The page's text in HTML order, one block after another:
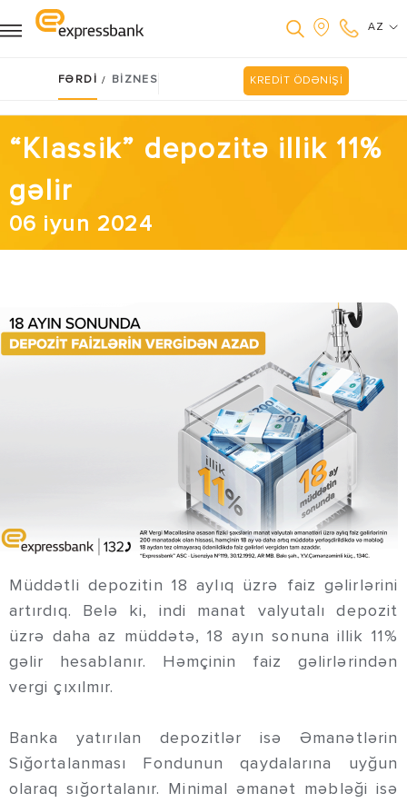
AZ
FƏRDİ / BİZNES KREDİT ÖDƏNİŞİ
“Klassik” depozitə illik 11%
gəlir
06 iyun 2024
Müddətli depozitin 18 aylıq üzrə faiz gəlirlərini
artırdıq. Belə ki, indi manat valyutalı depozit
üzrə daha az müddətə, 18 ayın sonuna illik 11%
gəlir hesablanır. Həmçinin faiz gəlirlərindən
vergi çıxılmır.
Banka yatırılan depozitlər isə Əmanətlərin
Sığortalanması Fondunun qaydalarına uyğun
olaraq sığortalanır. Minimal əmanət məbləği isə